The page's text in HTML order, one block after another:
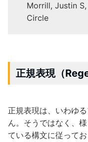
Morrill, Justin
Circle
正規表現（
正規表現は、いわゆ
ん。そうではなく、
ている構文に従って